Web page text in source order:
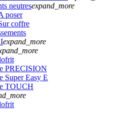
neutresexpand_more
poser
coffre
expand_more
PRECISION
Super Easy E
TOUCH